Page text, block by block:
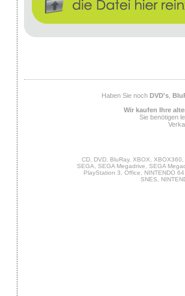
Haben Sie noch DVD's,
Wir kaufen Ihre
Sie benötigen
CD, DVD, BluRay, XBOX,
SEGA, SEGA Megadrive, SEGA
PlayStation 3, Office, NINTENDO
SNES,